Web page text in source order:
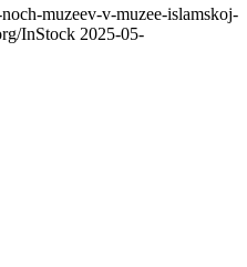
muzeev-v-muzee-islamskoj-
InStock 2025-05-